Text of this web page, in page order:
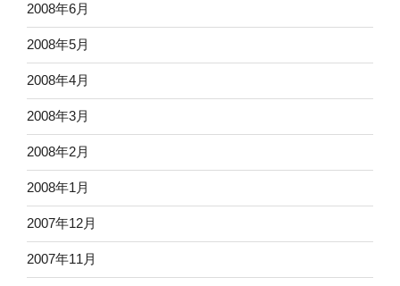
2008年6月
2008年5月
2008年4月
2008年3月
2008年2月
2008年1月
2007年12月
2007年11月